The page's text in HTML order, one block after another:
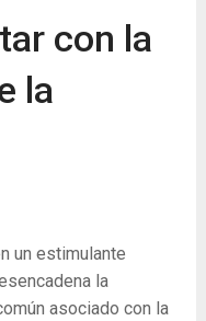
con la
la
un estimulante
la
asociado con la